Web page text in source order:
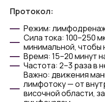
Протокол:
Режим:
Сила тока: 100–250
минимальной, чтобы
Время: 15–20 минут
Частота: 2–3 раза в
Важно: движения
лимфотоку — от
височной области,